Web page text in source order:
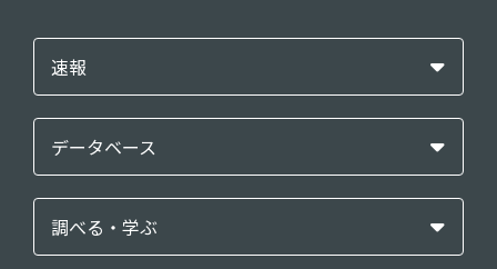
速報
データベース
調べる・学ぶ